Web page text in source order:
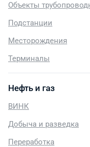
Объекты
Подстанции
Месторождения
Терминалы
Нефть и газ
ВИНК
Добыча и разведка
Переработка